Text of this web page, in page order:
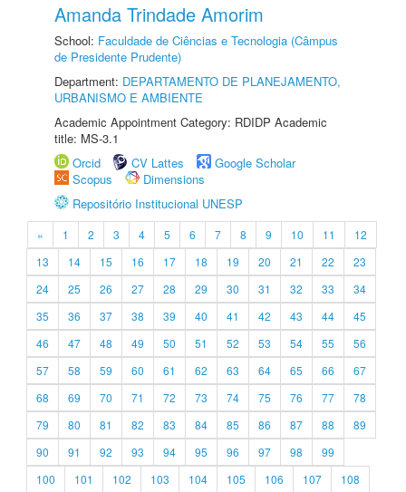
Amanda Trindade Amorim
School: Faculdade de Ciências e Tecnologia (Câmpus
de Presidente Prudente)
Department: DEPARTAMENTO DE PLANEJAMENTO,
URBANISMO E AMBIENTE
Academic Appointment Category: RDIDP Academic
title: MS-3.1
Orcid
CV Lattes
Google Scholar
Scopus
Dimensions
Repositório Institucional UNESP
« 1 2 3 4 5 6 7 8 9 10 11
12
13
14 15 16 17 18 19 20 21 22
23
24
25 26 27 28 29 30 31 32 33
34
35
36 37 38 39 40 41 42 43 44
45
46
47 48 49 50 51 52 53 54 55
56
57
58 59 60 61 62 63 64 65 66
67
68
69 70 71 72 73 74 75 76 77
78
79
80 81 82 83 84 85 86 87 88
89
90
91 92 93 94 95 96 97 98
99
100
101 102 103 104 105 106 107
108